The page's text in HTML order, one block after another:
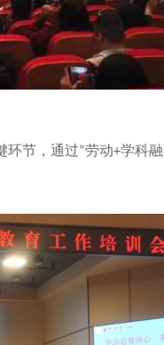
节，通过“劳动+学科融